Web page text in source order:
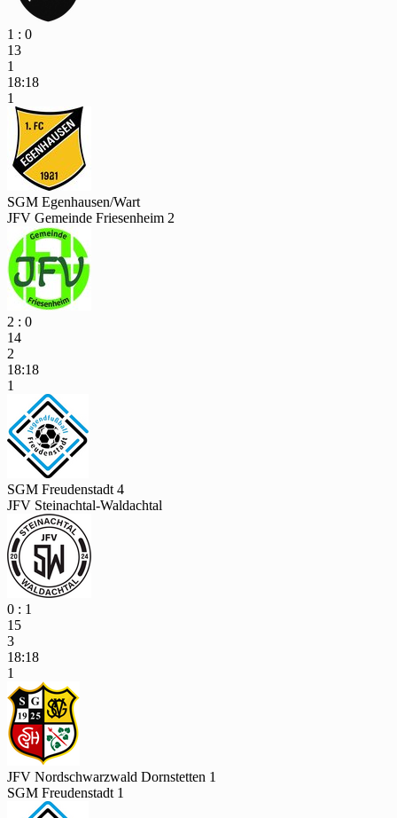
1 : 0
13
1
18:18
1
SGM Egenhausen/Wart
JFV Gemeinde Friesenheim 2
2 : 0
14
2
18:18
1
SGM Freudenstadt 4
JFV Steinachtal-Waldachtal
0 : 1
15
3
18:18
1
JFV Nordschwarzwald Dornstetten 1
SGM Freudenstadt 1